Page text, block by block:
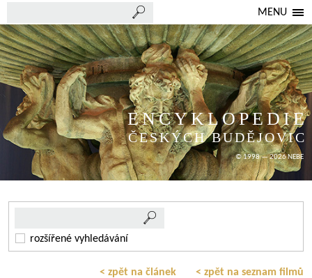
MENU
ENCYKLOPEDIE
ČESKÝCH BUDĚJOVIC
© 1998 — 2026 NEBE
rozšířené vyhledávání
< zpět na článek < zpět na seznam filmů